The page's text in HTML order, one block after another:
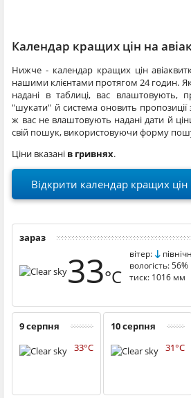
Календар кращих цін на
Нижче - календар кращих цін
нашими клієнтами протягом 24 годин.
надані в таблиці, вас влаштовують,
"шукати" й система оновить
ж вас не влаштовують надані дати й
свій пошук, використовуючи форму
Ціни вказані в гривнях.
Відкрити календар кращих цін
зараз
33°C
вітер:
вологість: 56%
тиск: 1016 мм
9 серпня
33°C
10 серпня
31°C